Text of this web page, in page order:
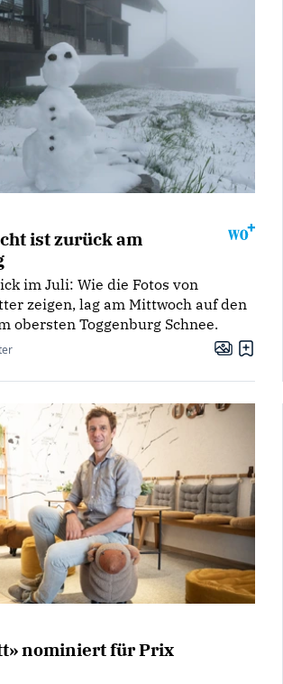
ist zurück am
im Juli: Wie die Fotos von
zeigen, lag am Mittwoch auf den
obersten Toggenburg Schnee.
nominiert für Prix